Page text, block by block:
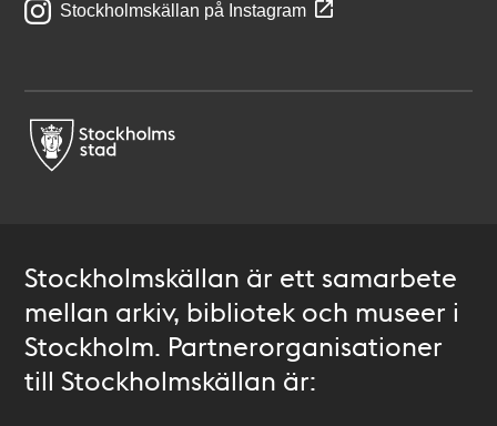
Stockholmskällan på Instagram
Stockholmskällan är ett samarbete
mellan arkiv, bibliotek och museer i
Stockholm. Partnerorganisationer
till Stockholmskällan är: